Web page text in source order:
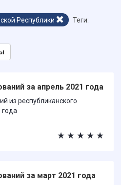
Республики
Теги:
за апрель 2021 года
из республиканского
★ ★ ★ ★ ★
за март 2021 года